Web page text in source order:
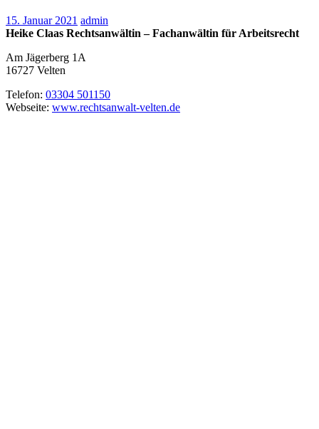
15. Januar 2021 admin
Heike Claas Rechtsanwältin – Fachanwältin für Arbeitsrecht
Am Jägerberg 1A
16727 Velten
Telefon: 03304 501150
Webseite: www.rechtsanwalt-velten.de